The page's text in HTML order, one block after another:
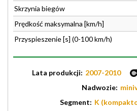
Skrzynia biegów
Prędkość maksymalna [km/h]
Przyspieszenie [s] (0-100 km/h)
Lata produkcji: 2007-2010
Nadwozie:
Segment: K